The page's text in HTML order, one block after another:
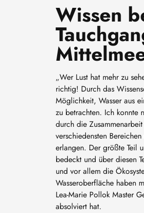
Wissen
„Wer Lust hat mehr zu
richtig! Durch das
Möglichkeit, Wasser aus
zu betrachten. Ich konnte
durch die
verschiedensten
erlangen. Der größte Teil
bedeckt und über diesen
und vor allem die
Wasseroberfläche haben
Lea-Marie Pollok Master
absolviert hat.